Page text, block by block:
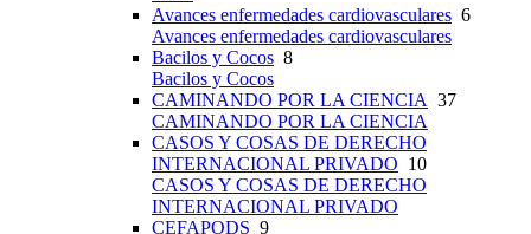
Avances enfermedades cardiovasculares 6
Avances enfermedades cardiovasculares
Bacilos y Cocos 8
Bacilos y Cocos
CAMINANDO POR LA CIENCIA 37
CAMINANDO POR LA CIENCIA
CASOS Y COSAS DE DERECHO
INTERNACIONAL PRIVADO 10
CASOS Y COSAS DE DERECHO
INTERNACIONAL PRIVADO
CEFAPODS 9